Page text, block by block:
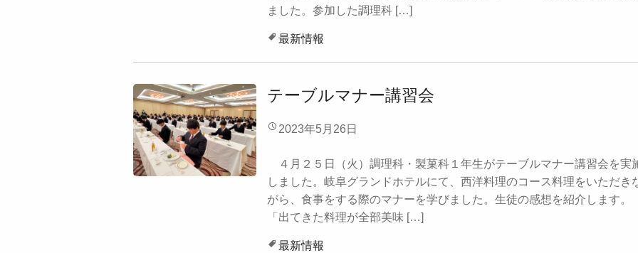
ました。参加した調理科 […]
最新情報
テーブルマナー講習会
2023年5月26日
４月２５日（火）調理科・製菓科１年生がテーブルマナー講習会を実
しました。岐阜グランドホテルにて、西洋料理のコース料理をいただき
がら、食事をする際のマナーを学びました。生徒の感想を紹介します。
「出てきた料理が全部美味 […]
最新情報